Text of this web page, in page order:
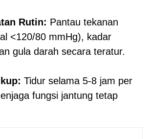
Rutin: Pantau tekanan
<120/80 mmHg), kadar
gula darah secara teratur.
Tidur selama 5-8 jam per
fungsi jantung tetap